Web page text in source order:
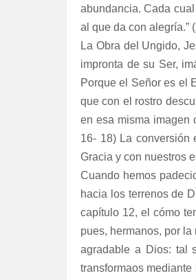
abundancia. Cada
al que da con alegría.”
La Obra del Ungido,
impronta de su Ser,
Porque el Señor es el
que con el rostro
en esa misma imagen
16- 18) La conversión
Gracia y con nuestros
Cuando hemos
hacia los terrenos de
capítulo 12, el cómo
pues, hermanos, por
agradable a Dios: tal
transformaos